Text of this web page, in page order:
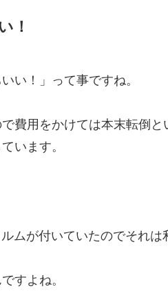
！
い！」って事ですね。
費用をかけては本末転倒と
います。
ムが付いていたのでそれは
すよね。